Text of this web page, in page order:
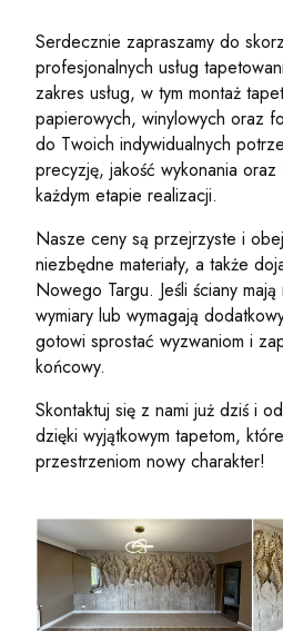
Serdecznie zapraszamy do
profesjonalnych usług
zakres usług, w tym montaż
papierowych, winylowych oraz
do Twoich indywidualnych
precyzję, jakość wykonania
każdym etapie realizacji.
Nasze ceny są przejrzyste i
niezbędne materiały, a także
Nowego Targu. Jeśli ściany
wymiary lub wymagają
gotowi sprostać wyzwaniom i
końcowy.
Skontaktuj się z nami już dziś i
dzięki wyjątkowym tapetom,
przestrzeniom nowy charakter!